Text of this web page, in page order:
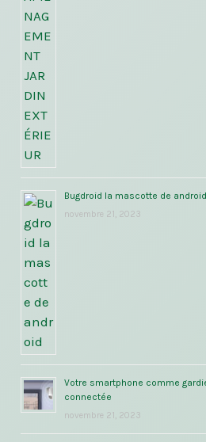
Bugdroid la mascotte de android
novembre 21, 2023
Votre smartphone comme
connectée
novembre 21, 2023